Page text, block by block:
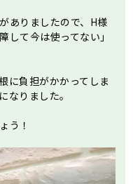
ありましたので、H様
して今は使ってない」
に負担がかかってしま
なりました。
う！